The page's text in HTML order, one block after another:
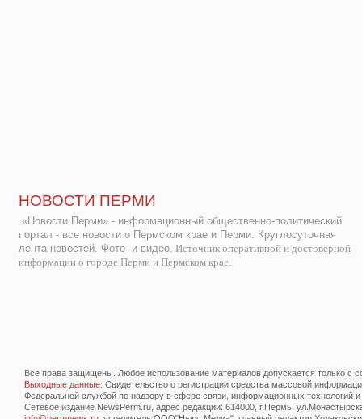
НОВОСТИ ПЕРМИ
«Новости Перми» - информационный общественно-политический
портал - все новости о Пермском крае и Перми. Круглосуточная
лента новостей. Фото- и видео. Источник оперативной и достоверной
информации о городе Перми и Пермском крае.
Все права защищены. Любое использование материалов допускается только с
Выходные данные: Свидетельство о регистрации средства массовой
Федеральной службой по надзору в сфере связи, информационных технологий
Сетевое издание NewsPerm.ru, адрес редакции: 614000, г.Пермь,